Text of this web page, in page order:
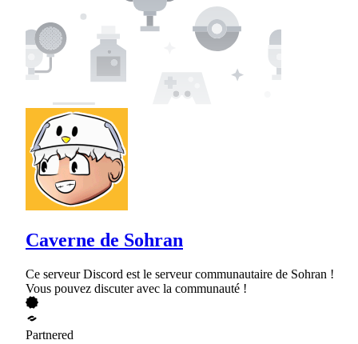
Caverne de Sohran
Ce serveur Discord est le serveur communautaire de Sohran !
Vous pouvez discuter avec la communauté !
Partnered